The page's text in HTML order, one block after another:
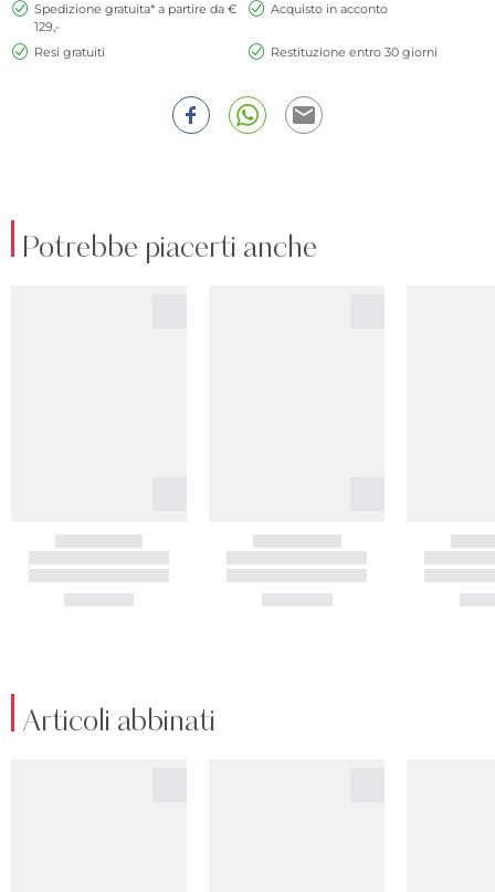
Spedizione gratuita* a partire da €
129,-
Acquisto in acconto
Resi gratuiti Restituzione entro 30 giorni
Potrebbe piacerti anche
Articoli abbinati